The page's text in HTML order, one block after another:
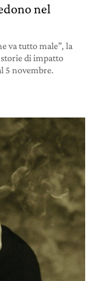
nel
va tutto male”, la
di impatto
5 novembre.